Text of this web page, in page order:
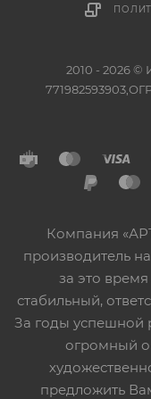
2010 - 2026
Компания
производитель
за это
стабильный,
За годы успешной
огромный
предложить